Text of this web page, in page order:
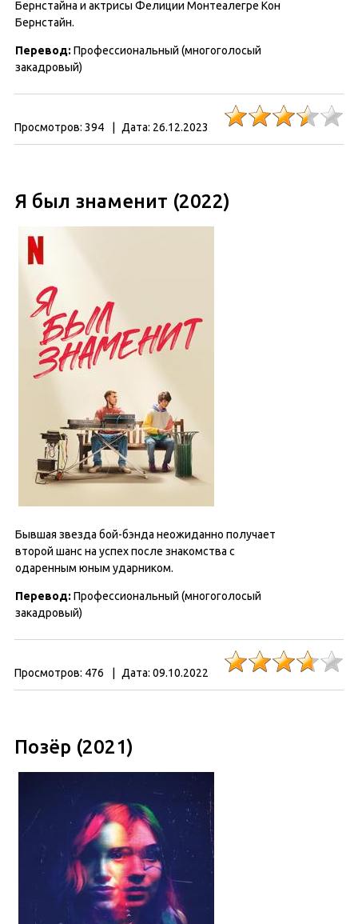
Бернстайна и актрисы Фелиции Монтеалегре Кон
Бернстайн.
Перевод: Профессиональный (многоголосый
закадровый)
Просмотров: 394 Дата: 26.12.2023
Я был знаменит (2022)
Бывшая звезда бой-бэнда неожиданно получает
второй шанс на успех после знакомства с
одаренным юным ударником.
Перевод: Профессиональный (многоголосый
закадровый)
Просмотров: 476 Дата: 09.10.2022
Позёр (2021)